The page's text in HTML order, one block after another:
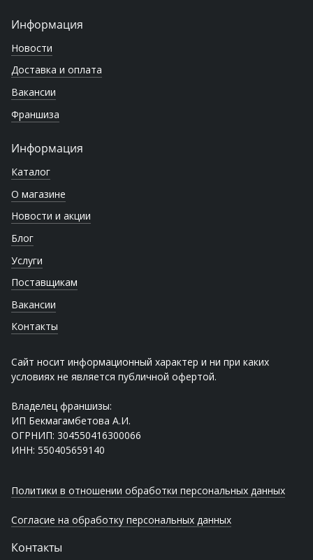
Информация
Новости
Доставка и оплата
Вакансии
Франшиза
Информация
Каталог
О магазине
Новости и акции
Блог
Услуги
Поставщикам
Вакансии
Контакты
Сайт носит информационный характер и ни при каких
условиях не является публичной офертой.
Владелец франшизы:
ИП Бекмагамбетова А.И.
ОГРНИП: 304550416300066
ИНН: 550405659140
Политики в отношении обработки персональных данных
Согласие на обработку персональных данных
Контакты